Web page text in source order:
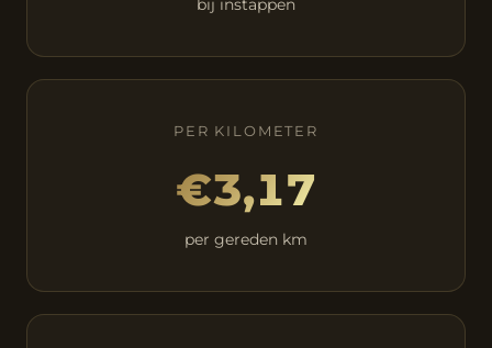
PER KILOMETER
€3,17
per gereden km